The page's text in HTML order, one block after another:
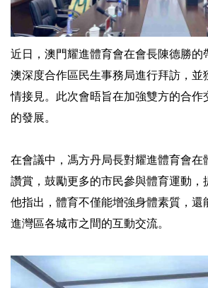
近日，澳門耀進體育會在會長陳德勝的
澳深度合作區民生事務局進行拜訪，並
情接見。此次會晤旨在加強雙方的合作
的發展。
在會議中，馮方丹局長對耀進體育會在
讚賞，鼓勵更多的市民參與體育運動，
他指出，體育不僅能增強身體素質，還
進灣區各城市之間的互動交流。